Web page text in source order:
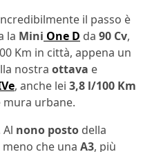
il passo è
la Mini One D da 90 Cv,
Km in città, appena un
nostra ottava e
, anche lei 3,8 l/100 Km
mura urbane.
Al nono posto della
che una A3, più